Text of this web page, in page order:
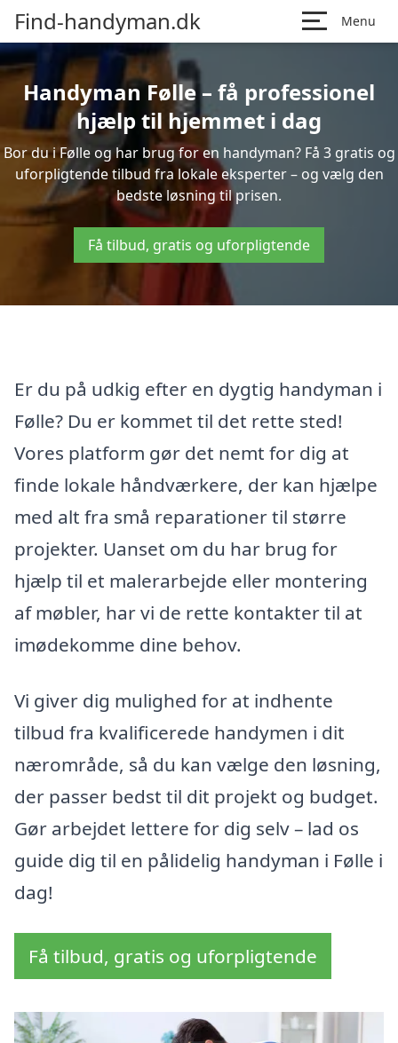
Find-handyman.dk Menu
Handyman Følle – få professionel
hjælp til hjemmet i dag
Bor du i Følle og har brug for en handyman? Få 3 gratis og
uforpligtende tilbud fra lokale eksperter – og vælg den
bedste løsning til prisen.
Få tilbud, gratis og uforpligtende
Er du på udkig efter en dygtig handyman i
Følle? Du er kommet til det rette sted!
Vores platform gør det nemt for dig at
finde lokale håndværkere, der kan hjælpe
med alt fra små reparationer til større
projekter. Uanset om du har brug for
hjælp til et malerarbejde eller montering
af møbler, har vi de rette kontakter til at
imødekomme dine behov.
Vi giver dig mulighed for at indhente
tilbud fra kvalificerede handymen i dit
nærområde, så du kan vælge den løsning,
der passer bedst til dit projekt og budget.
Gør arbejdet lettere for dig selv – lad os
guide dig til en pålidelig handyman i Følle i
dag!
Få tilbud, gratis og uforpligtende